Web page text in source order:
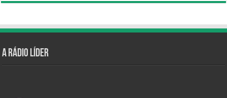
A Rádio Líder